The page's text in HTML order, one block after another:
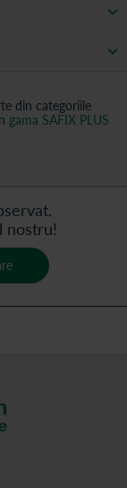
din categoriile
gama SAFIX PLUS